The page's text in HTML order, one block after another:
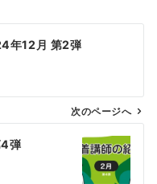
年12月 第2弾
次のページへ
弾